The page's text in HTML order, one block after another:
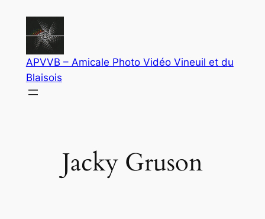
contenu
APVVB – Amicale Photo Vidéo Vineuil et du
Blaisois
Jacky Gruson